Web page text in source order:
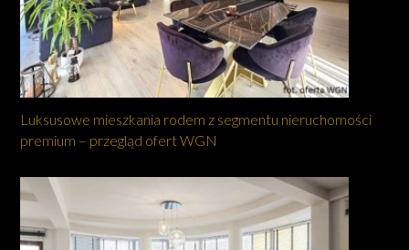
Luksusowe mieszkania rodem z segmentu nieruchomości
premium – przegląd ofert WGN